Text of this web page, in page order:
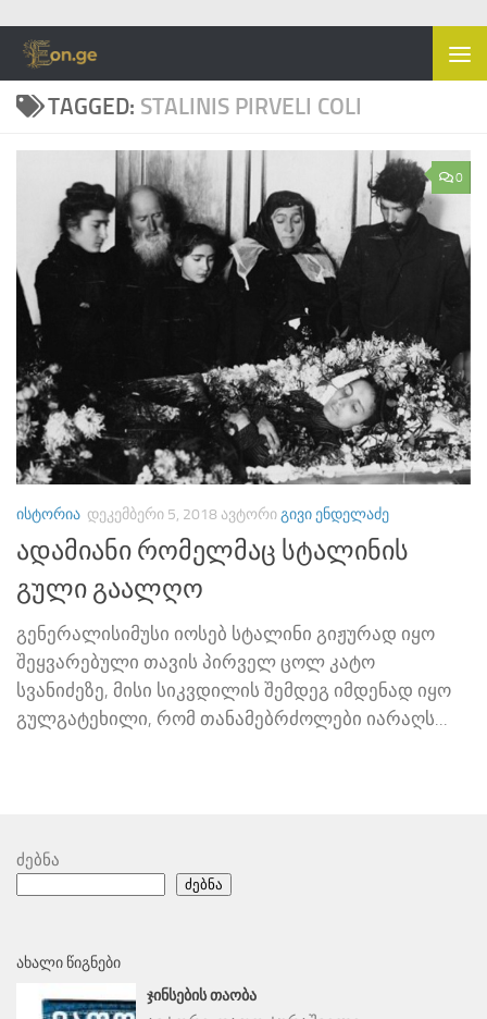
Skip to content
TAGGED: STALINIS PIRVELI COLI
0
ᲘᲡᲢᲝᲠᲘᲐ ᲓᲔᲙᲔᲛᲑᲔᲠᲘ 5, 2018 ᲐᲕᲢᲝᲠᲘᲒᲘᲕᲘ ᲔᲜᲓᲔᲚᲐᲫᲔ
ადამიანი რომელმაც სტალინის
გული გაალღო
გენერალისიმუსი იოსებ სტალინი გიჟურად იყო
შეყვარებული თავის პირველ ცოლ კატო
სვანიძეზე, მისი სიკვდილის შემდეგ იმდენად იყო
გულგატეხილი, რომ თანამებრძოლები იარაღს...
ძებნა
ძებნა
ᲐᲮᲐᲚᲘ ᲬᲘᲒᲜᲔᲑᲘ
ᲯᲘᲜᲡᲔᲑᲘᲡ ᲗᲐᲝᲑᲐ